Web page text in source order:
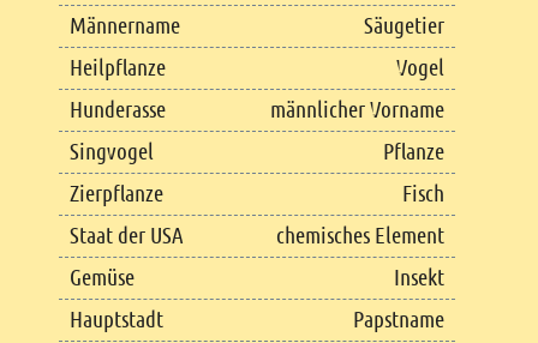
Männername
Säugetier
Heilpflanze
Vogel
Hunderasse
männlicher Vorname
Singvogel
Pflanze
Zierpflanze
Fisch
Staat der USA
chemisches Element
Gemüse
Insekt
Hauptstadt
Papstname